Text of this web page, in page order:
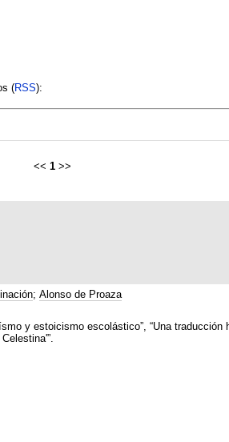
(RSS):
<< 1 >>
; Alonso de Proaza
y estoicismo escolástico”, “Una